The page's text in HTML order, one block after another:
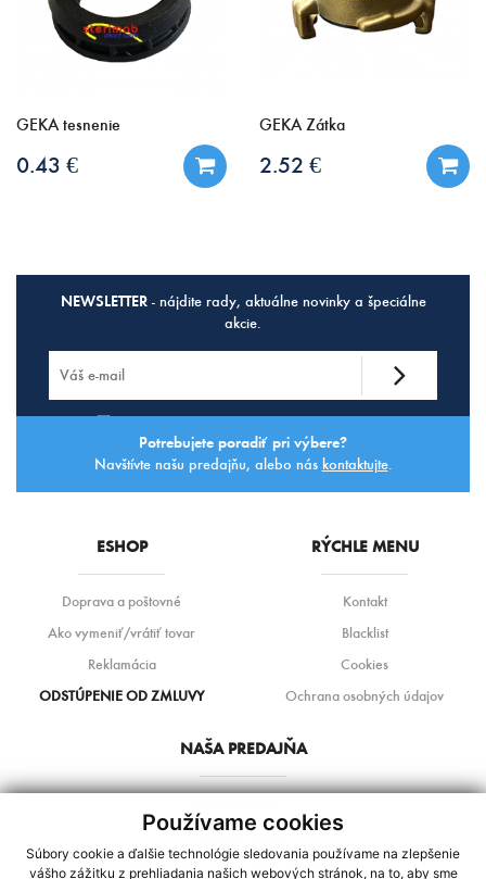
Používame cookies
Súbory cookie a ďalšie technológie sledovania používame na zlepšenie
vášho zážitku z prehliadania našich webových stránok, na to, aby sme
GEKA tesnenie
0.43 €
GEKA Zátka
2.52 €
NEWSLETTER- nájdite rady, aktuálne novinky a špeciálne
akcie.
Potrebujete poradiť pri výbere?
Navštívte našu predajňu, alebo nás kontaktujte.
ESHOP
Doprava a poštovné
Ako vymeniť/vrátiť tovar
Reklamácia
ODSTÚPENIE OD ZMLUVY
RÝCHLE MENU
Kontakt
Blacklist
Cookies
Ochrana osobných údajov
NAŠA PREDAJŇA
080 01 Prešov
+421 948 271 161 / +421 948 455 051